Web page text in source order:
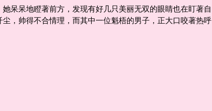
呆地瞪著前方，发现有好几只美丽无双的眼睛也在盯著自
，帅得不合情理，而其中一位魁梧的男子，正大口咬著热呼